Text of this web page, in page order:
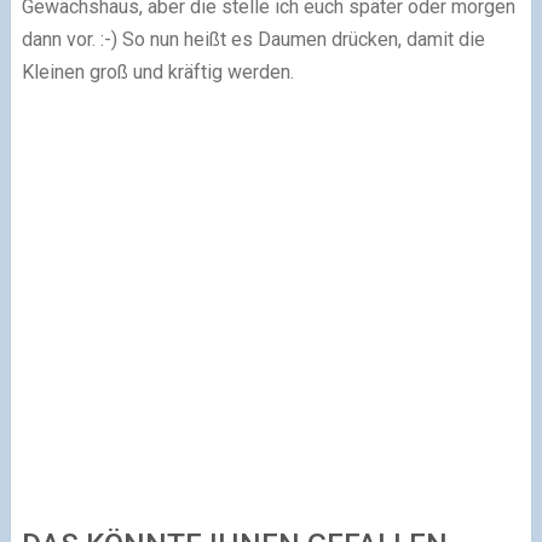
Gewächshaus, aber die stelle ich euch später oder morgen
dann vor. :-) So nun heißt es Daumen drücken, damit die
Kleinen groß und kräftig werden.